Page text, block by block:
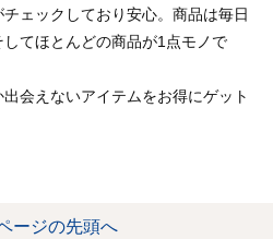
ェックしており安心。商品は毎日
てほとんどの商品が1点モノで
会えないアイテムをお得にゲット
ージの先頭へ